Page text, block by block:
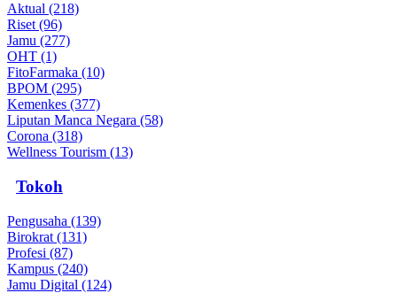
Aktual (218)
Riset (96)
Jamu (277)
OHT (1)
FitoFarmaka (10)
BPOM (295)
Kemenkes (377)
Liputan Manca Negara (58)
Corona (318)
Wellness Tourism (13)
Tokoh
Pengusaha (139)
Birokrat (131)
Profesi (87)
Kampus (240)
Jamu Digital (124)